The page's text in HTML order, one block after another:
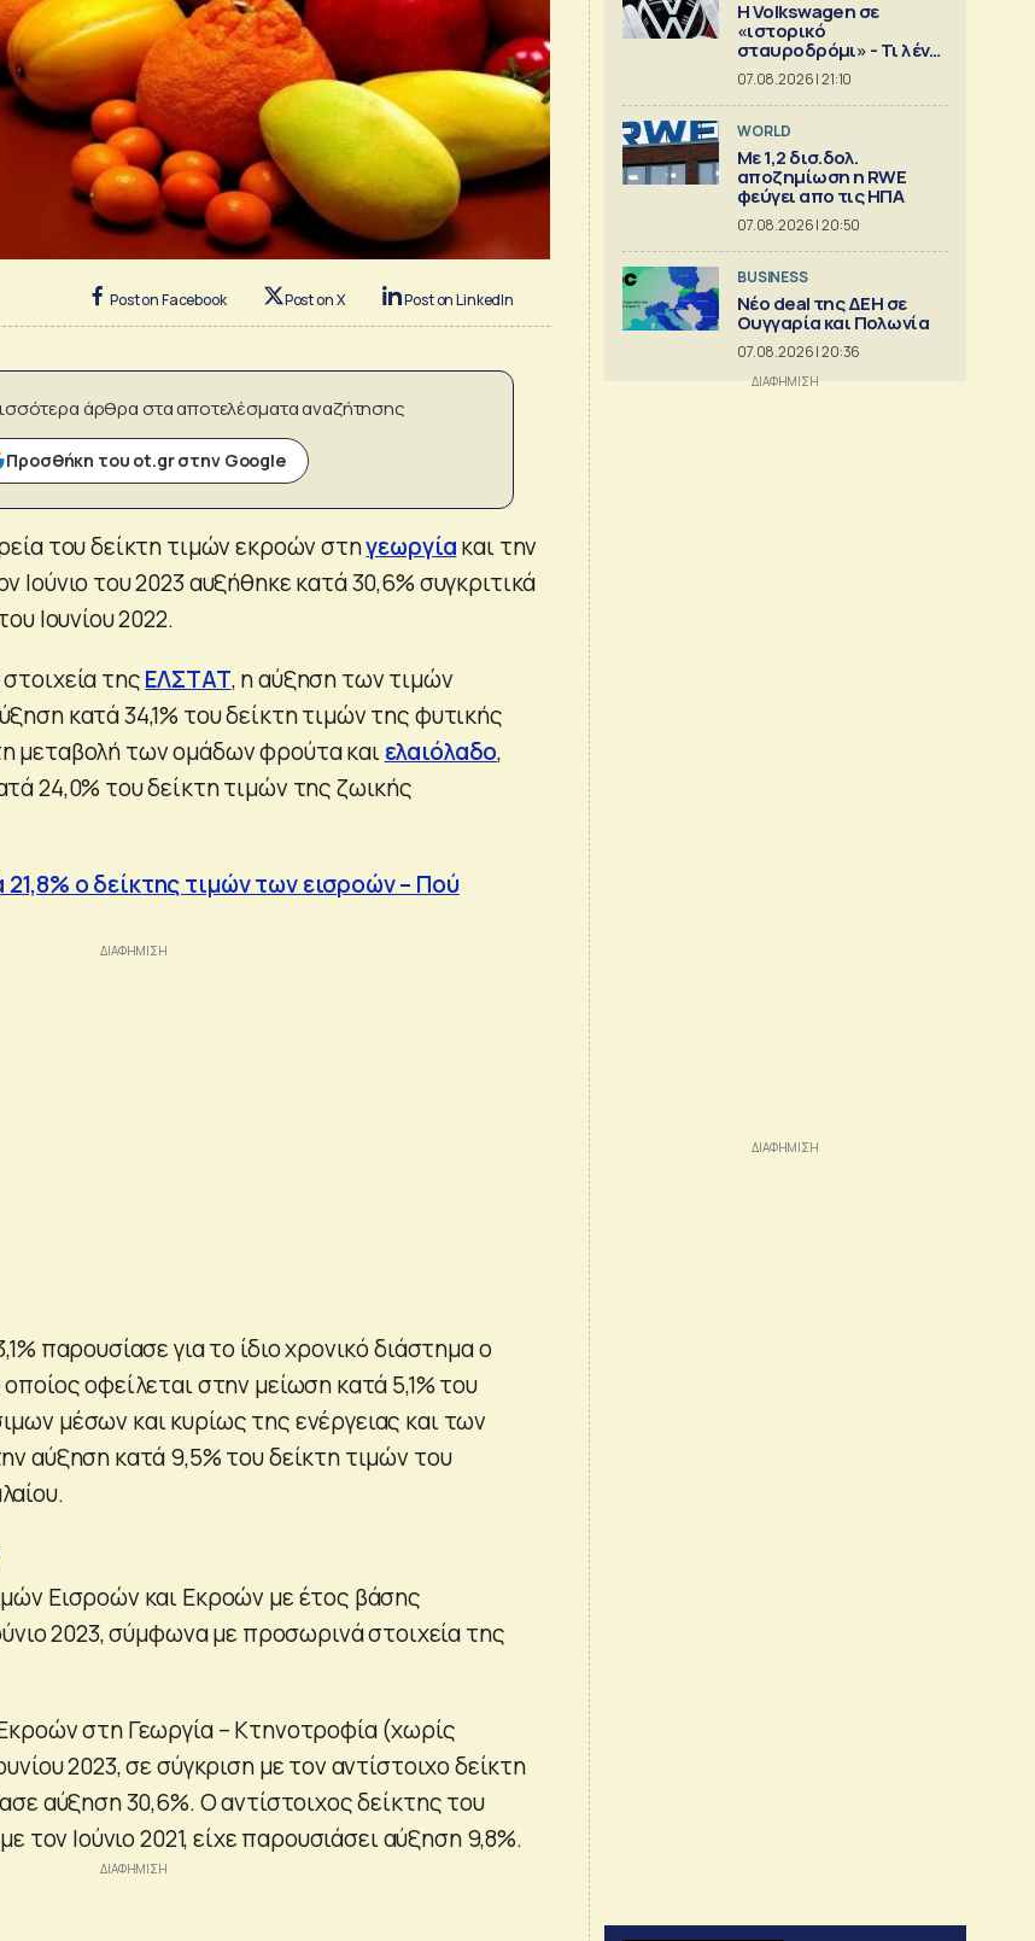
Post on Facebook Post on X Post on LinkedIn
άρθρα στα αποτελέσματα αναζήτησης
Προσθήκη του ot.gr στην Google
του δείκτη τιμών εκροών στηγεωργίακαι την
Ιούνιο του 2023 αυξήθηκε κατά 30,6% συγκριτικά
Ιουνίου 2022.
τηςΕΛΣΤΑΤ, η αύξηση των τιμών
κατά 34,1% του δείκτη τιμών της φυτικής
μεταβολή των ομάδων φρούτα καιελαιόλαδο,
24,0% του δείκτη τιμών της ζωικής
ο δείκτης τιμών των εισροών – Πού
παρουσίασε για το ίδιο χρονικό διάστημα ο
οφείλεται στην μείωση κατά 5,1% του
μέσων και κυρίως της ενέργειας και των
αύξηση κατά 9,5% του δείκτη τιμών του
Εισροών και Εκροών με έτος βάσης
2023, σύμφωνα με προσωρινά στοιχεία της
στη Γεωργία – Κτηνοτροφία (χωρίς
2023, σε σύγκριση με τον αντίστοιχο δείκτη
αύξηση 30,6%. Ο αντίστοιχος δείκτης του
τον Ιούνιο 2021, είχε παρουσιάσει αύξηση 9,8%.
Η Volkswagen σε
«ιστορικό
σταυροδρόμι» - Τι λένε
οι οικογένειες που την
ελέγχουν
07.08.2026 | 21:10
WORLD
Με 1,2 δισ.δολ.
αποζημίωση η RWE
φεύγει απο τις ΗΠΑ
07.08.2026 | 20:50
BUSINESS
Νέο deal της ΔΕΗ σε
Ουγγαρία και Πολωνία
07.08.2026 | 20:36